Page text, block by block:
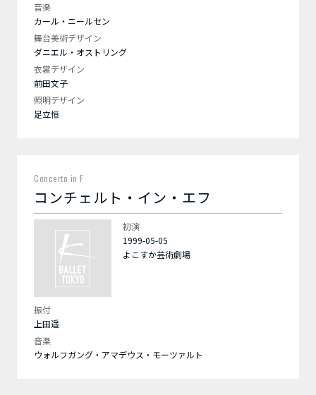
音楽
カール・ニールセン
舞台美術デザイン
ダニエル・オストリング
衣裳デザイン
前田文子
照明デザイン
足立恒
Concerto in F
コンチェルト・イン・エフ
初演
1999-05-05
よこすか芸術劇場
振付
上田遥
音楽
ウォルフガング・アマデウス・モーツァルト